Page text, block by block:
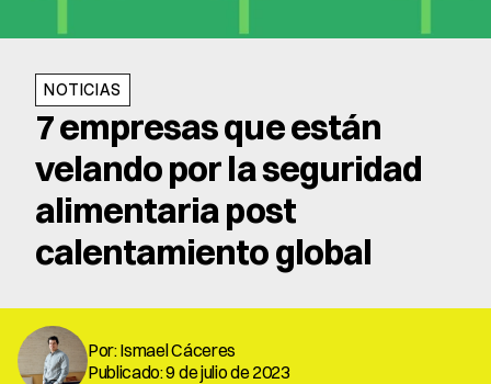
NOTICIAS
7 empresas que están
velando por la seguridad
alimentaria post
calentamiento global
Por: Ismael Cáceres
Publicado: 9 de julio de 2023